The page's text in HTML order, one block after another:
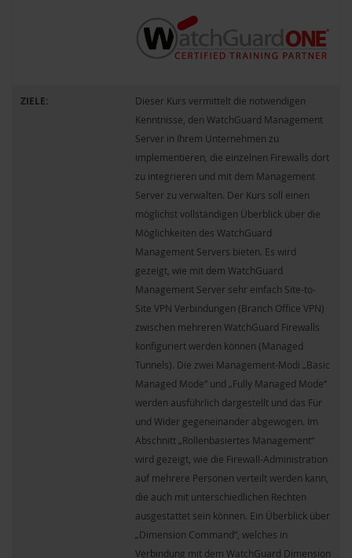
ZIELE:
Dieser Kurs vermittelt die notwendigen
Kenntnisse, den WatchGuard Management
Server in Ihrem Unternehmen zu
implementieren, die einzelnen Firewalls dort
zu integrieren und mit dem Management
Server zu verwalten. Der Kurs soll einen
möglichst vollständigen Überblick über die
Möglichkeiten des WatchGuard
Management Servers bieten. Es wird
gezeigt, wie mit dem WatchGuard
Management Server sehr einfach Site-to-
Site VPN Verbindungen (Branch Office VPN)
zwischen mehreren WatchGuard Firewalls
konfiguriert werden können (Managed
Tunnels). Die zwei Management-Modi „Basic
Managed Mode“ und „Fully Managed Mode“
werden ausführlich dargestellt und das Für
und Wider gegeneinander abgewogen. Im
Abschnitt „Rollenbasiertes Management“
wird gezeigt, wie die Firewall-Administration
auf mehrere Personen verteilt werden kann,
die auch mit unterschiedlichen Rechten
ausgestattet sein können. Ein Überblick über
„Dimension Command“, welches in
Verbindung mit dem WatchGuard Dimension